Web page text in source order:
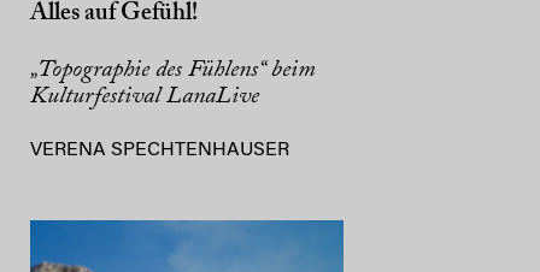
Alles auf Gefühl!
„Topographie des Fühlens“ beim
Kulturfestival LanaLive
VERENA SPECHTENHAUSER